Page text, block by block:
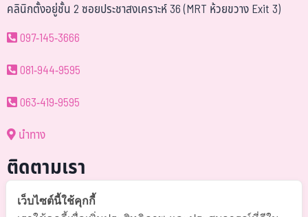
คลินิกตั้งอยู่ชั้น 2 ซอยประชาสงเคราะห์ 36 (MRT ห้วยขวาง Exit 3)
097-145-3666
081-944-9595
063-419-9595
นำทาง
ติดตามเรา
@somchai-clinic (มี@)
เว็บไซต์นี้ใช้คุกกี้